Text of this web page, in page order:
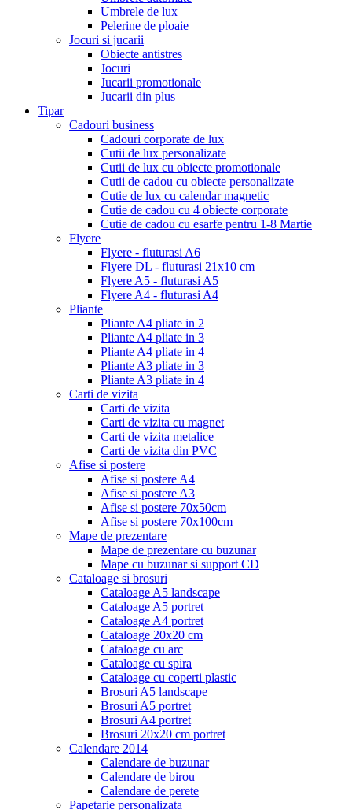
Umbrele de lux
Pelerine de ploaie
Jocuri si jucarii
Obiecte antistres
Jocuri
Jucarii promotionale
Jucarii din plus
Tipar
Cadouri business
Cadouri corporate de lux
Cutii de lux personalizate
Cutii de lux cu obiecte promotionale
Cutii de cadou cu obiecte personalizate
Cutie de lux cu calendar magnetic
Cutie de cadou cu 4 obiecte corporate
Cutie de cadou cu esarfe pentru 1-8 Martie
Flyere
Flyere - fluturasi A6
Flyere DL - fluturasi 21x10 cm
Flyere A5 - fluturasi A5
Flyere A4 - fluturasi A4
Pliante
Pliante A4 pliate in 2
Pliante A4 pliate in 3
Pliante A4 pliate in 4
Pliante A3 pliate in 3
Pliante A3 pliate in 4
Carti de vizita
Carti de vizita
Carti de vizita cu magnet
Carti de vizita metalice
Carti de vizita din PVC
Afise si postere
Afise si postere A4
Afise si postere A3
Afise si postere 70x50cm
Afise si postere 70x100cm
Mape de prezentare
Mape de prezentare cu buzunar
Mape cu buzunar si support CD
Cataloage si brosuri
Cataloage A5 landscape
Cataloage A5 portret
Cataloage A4 portret
Cataloage 20x20 cm
Cataloage cu arc
Cataloage cu spira
Cataloage cu coperti plastic
Brosuri A5 landscape
Brosuri A5 portret
Brosuri A4 portret
Brosuri 20x20 cm portret
Calendare 2014
Calendare de buzunar
Calendare de birou
Calendare de perete
Papetarie personalizata